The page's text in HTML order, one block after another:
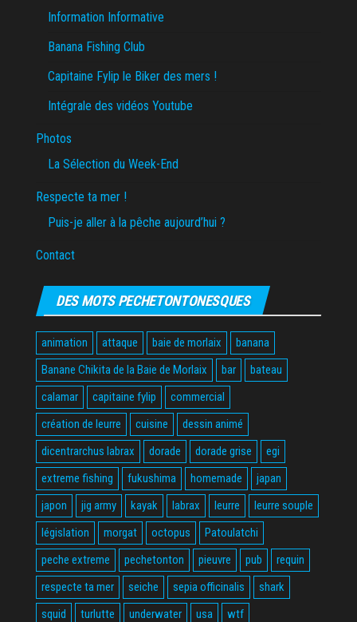
Information Informative
Banana Fishing Club
Capitaine Fylip le Biker des mers !
Intégrale des vidéos Youtube
Photos
La Sélection du Week-End
Respecte ta mer !
Puis-je aller à la pêche aujourd’hui ?
Contact
DES MOTS PECHETONTONESQUES
animation attaque baie de morlaix
banana
Banane Chikita de la Baie de Morlaix
bar
bateau
calamar
capitaine fylip
commercial
création de leurre
cuisine
dessin animé
dicentrarchus labrax
dorade dorade grise
egi
extreme fishing
fukushima homemade
japan
japon
jig army kayak labrax leurre
leurre souple
législation
morgat octopus
Patoulatchi
peche extreme
pechetonton pieuvre pub
requin
respecte ta mer
seiche sepia officinalis
shark
squid
turlutte underwater usa wtf